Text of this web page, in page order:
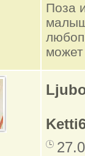
Поза